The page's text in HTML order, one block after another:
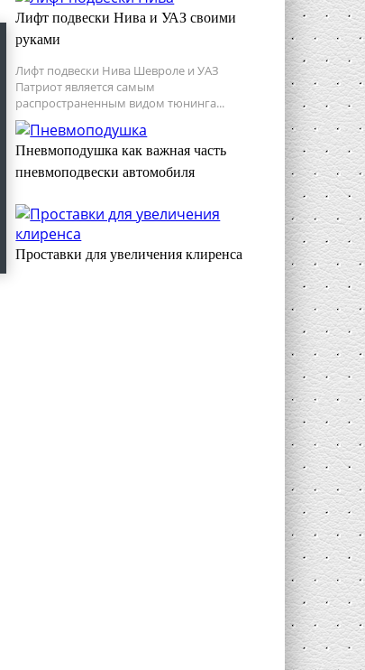
Лифт подвески Нива и УАЗ своими
руками
Лифт подвески Нива Шевроле и УАЗ
Патриот является самым
распространенным видом тюнинга...
Пневмоподушка как важная часть
пневмоподвески автомобиля
Проставки для увеличения клиренса